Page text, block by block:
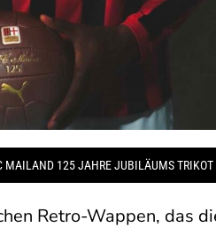
MAILAND 125 JAHRE JUBILÄUMS TRIKOT
Retro-Wappen, das